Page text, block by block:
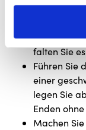
direkt auf
Trennen
falten Sie
Führen Sie
einer
legen Sie
Enden
Machen